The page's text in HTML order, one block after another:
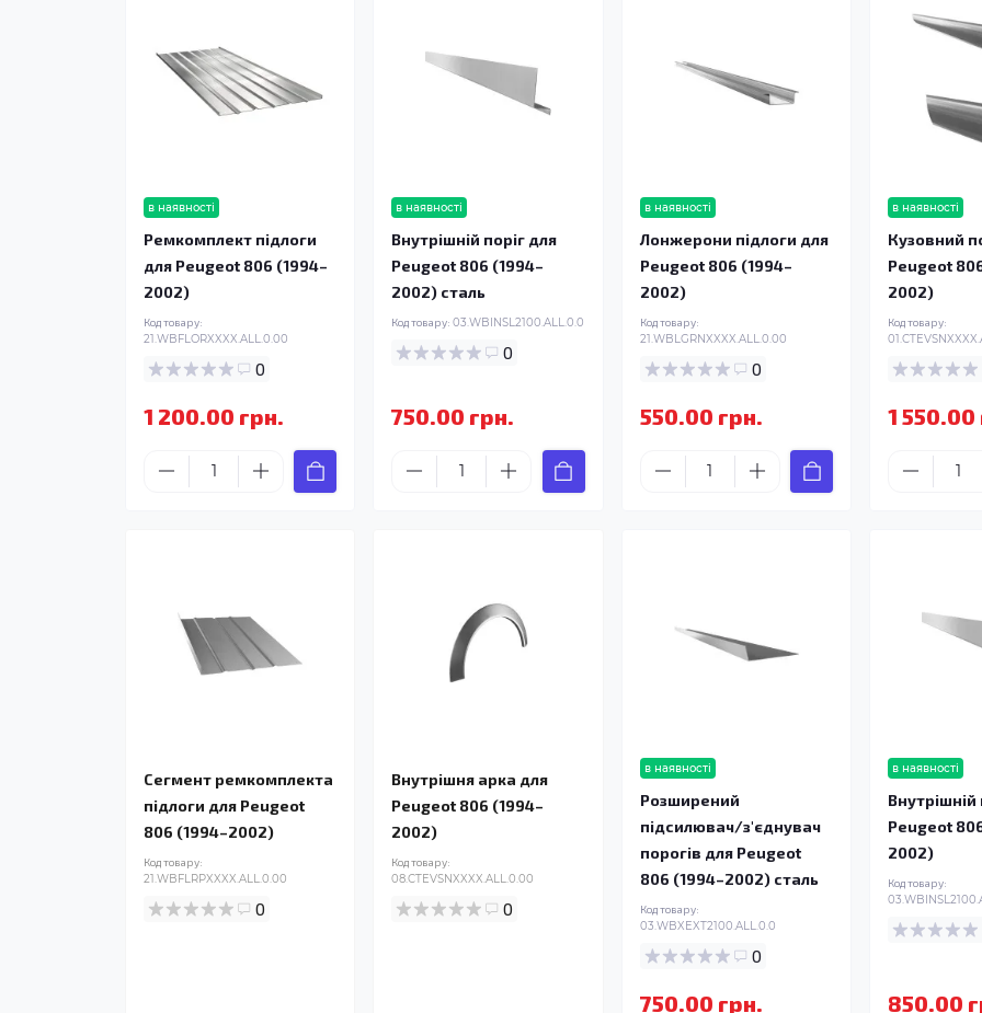
в наявності
Ремкомплект підлоги
для Peugeot 806 (1994–
2002)
Код товару:
21.WBFLORXXXX.ALL.0.00
0
1 200.00 грн.
в наявності
Внутрішній поріг для
Peugeot 806 (1994–
2002) сталь
Код товару:03.WBINSL2100.ALL.0.0
0
750.00 грн.
в наявності
Лонжерони підлоги для
Peugeot 806 (1994–
2002)
Код товару:
21.WBLGRNXXXX.ALL.0.00
0
550.00 грн.
в наявності
Кузовний
Peugeot
2002)
Код товару:
1 550.00
Сегмент ремкомплекта
підлоги для Peugeot
806 (1994–2002)
Код товару:
21.WBFLRPXXXX.ALL.0.00
0
Внутрішня арка для
Peugeot 806 (1994–
2002)
Код товару:
08.CTEVSNXXXX.ALL.0.00
0
в наявності
Розширений
підсилювач/з'єднувач
порогів для Peugeot
806 (1994–2002) сталь
Код товару:
03.WBXEXT2100.ALL.0.0
0
750.00 грн.
в наявності
Внутрішній
Peugeot
2002)
Код товару:
850.00